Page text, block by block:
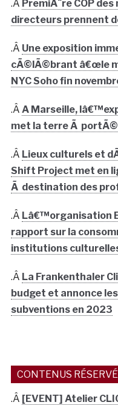
.Â PremiÃ¨re COP
directeurs prennent
.Â Une exposition
cÃ©lÃ©brant â€œle
NYC Soho fin
.Â A Marseille,
met la terre Ã
.Â Lieux culturels et
Shift Project met en
Ã destination des
.Â Lâ€™organisation
rapport sur la
institutions
.Â La Frankenthaler
budget et annonce
subventions en 2023
CONTENUS
.Â [EVENT] Atelier